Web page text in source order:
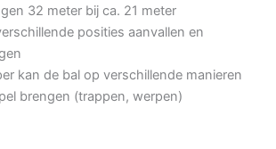
32 meter bij ca. 21 meter
posities aanvallen en
kan de bal op verschillende manieren
brengen (trappen, werpen)